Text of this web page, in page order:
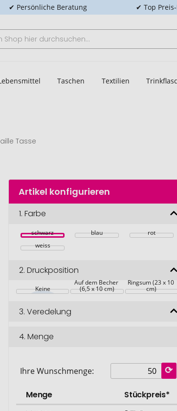
✔ Persönliche Beratung ✔ Top
Taschen Textilien
Tasse
Artikel konfigurieren
1.Farbe
schwarz blau
rot
weiss
2.Druckposition
Keine
Auf dem Becher
(6,5 x 10 cm)
Ringsum (23 x 10
cm)
3.Veredelung
4.Menge
Ihre Wunschmenge:
Menge
Stückpreis*